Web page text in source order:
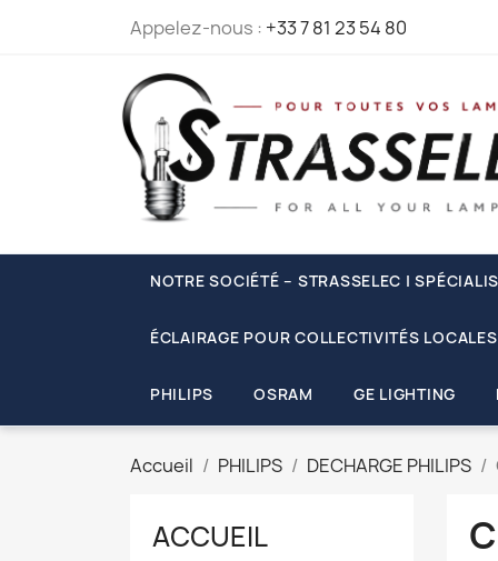
Appelez-nous : +33 7 81 23 54 80
NOTRE SOCIÉTÉ – STRASSELEC |
ÉCLAIRAGE POUR COLLECTIVITÉS
PHILIPS OSRAM GE LIGHTING
Accueil PHILIPS DECHARGE PHILIPS
ACCUEIL